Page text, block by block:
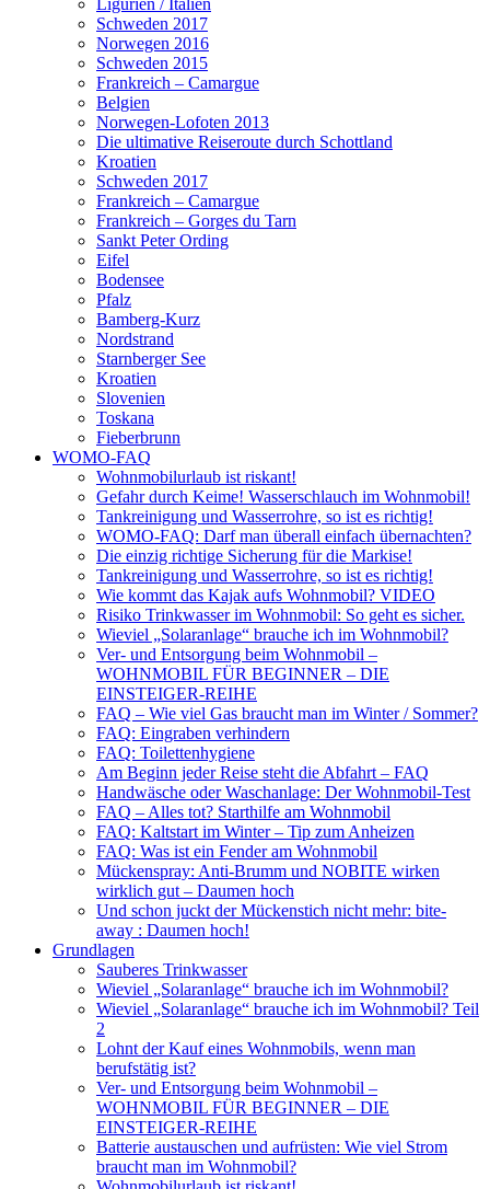
Schweden 2017
Norwegen 2016
Schweden 2015
Frankreich – Camargue
Belgien
Norwegen-Lofoten 2013
Die ultimative Reiseroute durch Schottland
Kroatien
Schweden 2017
Frankreich – Camargue
Frankreich – Gorges du Tarn
Sankt Peter Ording
Eifel
Bodensee
Pfalz
Bamberg-Kurz
Nordstrand
Starnberger See
Kroatien
Slovenien
Toskana
Fieberbrunn
WOMO-FAQ
Wohnmobilurlaub ist riskant!
Gefahr durch Keime! Wasserschlauch im Wohnmobil!
Tankreinigung und Wasserrohre, so ist es richtig!
WOMO-FAQ: Darf man überall einfach übernachten?
Die einzig richtige Sicherung für die Markise!
Tankreinigung und Wasserrohre, so ist es richtig!
Wie kommt das Kajak aufs Wohnmobil? VIDEO
Risiko Trinkwasser im Wohnmobil: So geht es sicher.
Wieviel „Solaranlage“ brauche ich im Wohnmobil?
Ver- und Entsorgung beim Wohnmobil –
WOHNMOBIL FÜR BEGINNER – DIE
EINSTEIGER-REIHE
FAQ – Wie viel Gas braucht man im Winter / Sommer?
FAQ: Eingraben verhindern
FAQ: Toilettenhygiene
Am Beginn jeder Reise steht die Abfahrt – FAQ
Handwäsche oder Waschanlage: Der Wohnmobil-Test
FAQ – Alles tot? Starthilfe am Wohnmobil
FAQ: Kaltstart im Winter – Tip zum Anheizen
FAQ: Was ist ein Fender am Wohnmobil
Mückenspray: Anti-Brumm und NOBITE wirken
wirklich gut – Daumen hoch
Und schon juckt der Mückenstich nicht mehr: bite-
away : Daumen hoch!
Grundlagen
Sauberes Trinkwasser
Wieviel „Solaranlage“ brauche ich im Wohnmobil?
Wieviel „Solaranlage“ brauche ich im Wohnmobil? Teil
2
Lohnt der Kauf eines Wohnmobils, wenn man
berufstätig ist?
Ver- und Entsorgung beim Wohnmobil –
WOHNMOBIL FÜR BEGINNER – DIE
EINSTEIGER-REIHE
Batterie austauschen und aufrüsten: Wie viel Strom
braucht man im Wohnmobil?